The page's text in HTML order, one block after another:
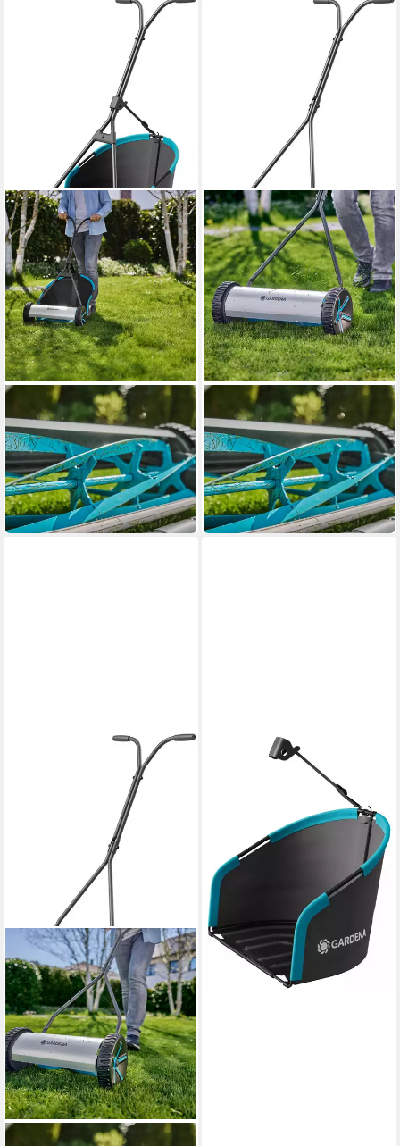
GARDENA
Spindelmäher Plus 400
40 cm Schnittbreite
1,2 - 4,5 cm Schnitthöhe
49 l Größe Auffangbehälter
ab 164,29 €
15,00 €mtl. in 12 Raten
in 3-4 Werktagen bei dir
GARDENA
Spindelmäher Comfort 400
40 cm Schnittbreite
1,2 - 4,2 cm Schnitthöhe
ab 114,41 €
10,45 €mtl. in 12 Raten
in 2-3 Werktagen bei dir
GARDENA